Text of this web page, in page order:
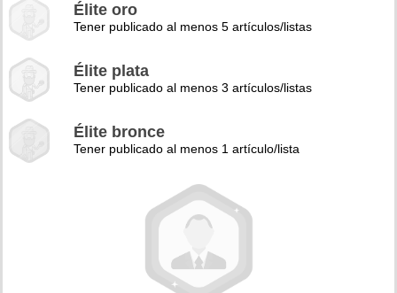
Élite oro
Tener publicado al menos 5 artículos/listas
Élite plata
Tener publicado al menos 3 artículos/listas
Élite bronce
Tener publicado al menos 1 artículo/lista